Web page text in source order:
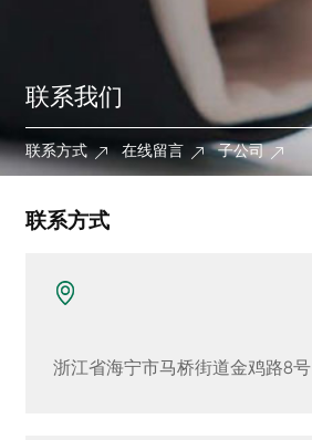
联系我们
联系方式  在线留言  子公司 
联系方式
浙江省海宁市马桥街道金鸡路8号